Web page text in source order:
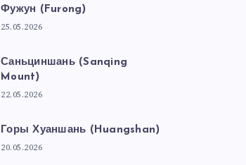
Фужун (Furong)
25.05.2026
Саньциншань (Sanqing
Mount)
22.05.2026
Горы Хуаншань (Huangshan)
20.05.2026